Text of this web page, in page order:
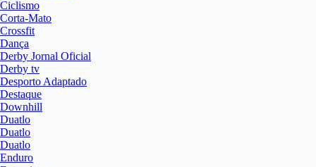
Ciclismo
Corta-Mato
Crossfit
Dança
Derby Jornal Oficial
Derby tv
Desporto Adaptado
Destaque
Downhill
Duatlo
Duatlo
Duatlo
Enduro